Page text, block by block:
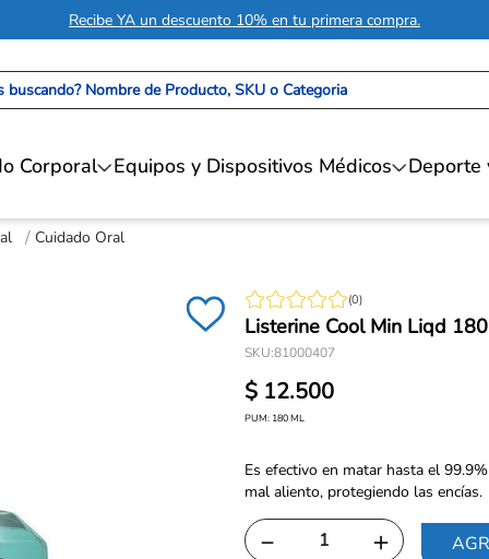
Recibe YA un descuento 10% en tu primera compra.
Nombre de Producto, SKU o Categoria
Corporal Equipos y Dispositivos Médicos Deporte
Cuidado Oral
(0)
Listerine Cool Min Liqd
SKU:81000407
$ 12.500
PUM: 180ML
Es efectivo en matar hasta el
mal aliento, protegiendo las encías.
＋
－